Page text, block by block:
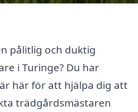
pålitlig och duktig
i Turinge? Du har
här för att hjälpa dig att
trädgårdsmästaren